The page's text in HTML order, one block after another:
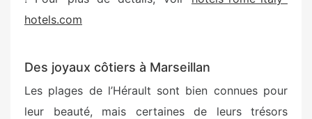
hotels.com
Des joyaux côtiers à Marseillan
Les plages de l’Hérault sont bien connues pour
leur beauté, mais certaines de leurs trésors